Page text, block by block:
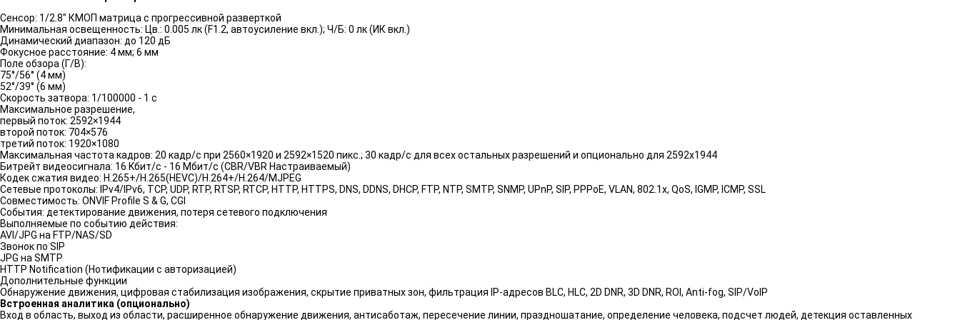
Сенсор: 1/2.8" КМОП матрица с прогрессивной разверткой
Минимальная освещенность: Цв.: 0.005 лк (F1.2, автоусиление вкл.); Ч/Б: 0 лк (ИК вкл.)
Динамический диапазон: до 120 дБ
Фокусное расстояние: 4 мм; 6 мм
Поле обзора (Г/В):
75°/56° (4 мм)
52°/39° (6 мм)
Скорость затвора: 1/100000 - 1 с
Максимальное разрешение,
первый поток: 2592×1944
второй поток: 704×576
третий поток: 1920×1080
Максимальная частота кадров: 20 кадр/с при 2560×1920 и 2592×1520 пикс.; 30 кадр/с для всех остальных разрешений и опционально для 2592x1944
Битрейт видеосигнала: 16 Kбит/с - 16 Mбит/с (CBR/VBR Настраиваемый)
Кодек сжатия видео: H.265+/H.265(HEVC)/H.264+/H.264/MJPEG
Сетевые протоколы: IPv4/IPv6, TCP, UDP, RTP, RTSP, RTCP, HTTP, HTTPS, DNS, DDNS, DHCP, FTP, NTP, SMTP, SNMP, UPnP, SIP, PPPoE, VLAN, 802.1x, QoS, IGMP, ICMP, SSL
Совместимость: ONVIF Profile S & G, CGI
События: детектирование движения, потеря сетевого подключения
Выполняемые по событию действия:
AVI/JPG на FTP/NAS/SD
Звонок по SIP
JPG на SMTP
HTTP Notification (Нотификации с авторизацией)
Дополнительные функции
Обнаружение движения, цифровая стабилизация изображения, скрытие приватных зон, фильтрация IP-адресов BLC, HLC, 2D DNR, 3D DNR, ROI, Anti-fog, SIP/VoIP
Встроенная аналитика (опционально)
Вход в область, выход из области, расширенное обнаружение движения, антисаботаж, пересечение линии, праздношатание, определение человека, подсчет людей, детекция оставленных